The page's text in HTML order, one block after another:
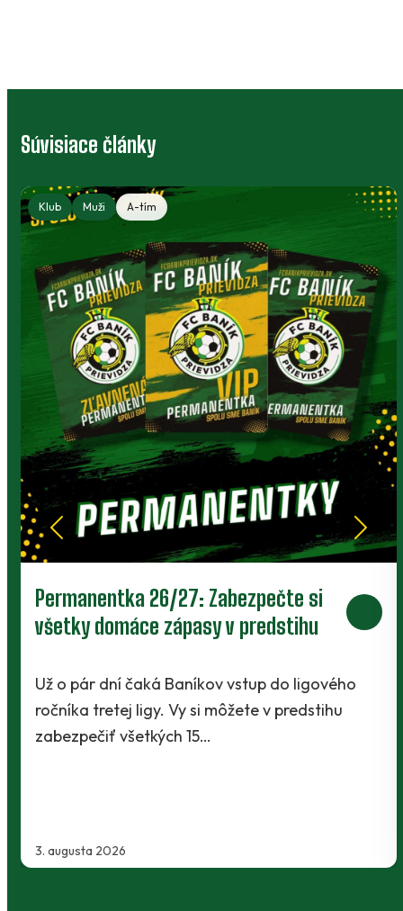
Súvisiace články
Klub Muži A-tím
Prievidza postúpila do 2. kola pohára.
V Kanianke rozhodol z penalty v
2. augusta 2026
Baníci vstúpili do ostrej sezóny súbojom 1.
Slovnaft Cupu, keď vycestovali do neďalekej